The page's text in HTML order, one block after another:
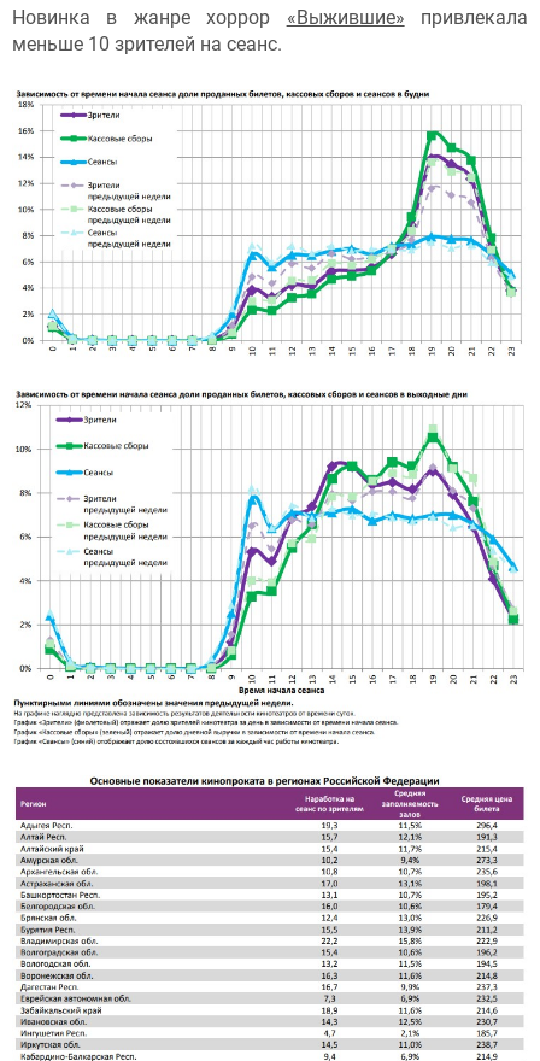
Новинка в жанре хоррор «Выжившие» привлекала
меньше 10 зрителей на сеанс.